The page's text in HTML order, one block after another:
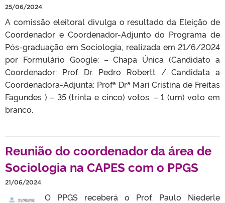
25/06/2024
A comissão eleitoral divulga o resultado da Eleição de
Coordenador e Coordenador-Adjunto do Programa de
Pós-graduação em Sociologia, realizada em 21/6/2024
por Formulário Google: – Chapa Única (Candidato a
Coordenador: Prof. Dr. Pedro Robertt / Candidata a
Coordenadora-Adjunta: Profª Drª Mari Cristina de Freitas
Fagundes ) – 35 (trinta e cinco) votos. – 1 (um) voto em
branco.
Reunião do coordenador da área de
Sociologia na CAPES com o PPGS
21/06/2024
O PPGS receberá o Prof. Paulo Niederle